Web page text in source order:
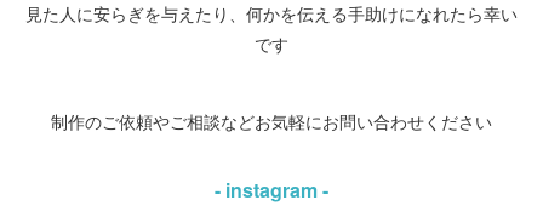
見た人に安らぎを与えたり、何かを伝える手助けになれたら幸い
です
制作のご依頼やご相談などお気軽にお問い合わせください
- instagram -